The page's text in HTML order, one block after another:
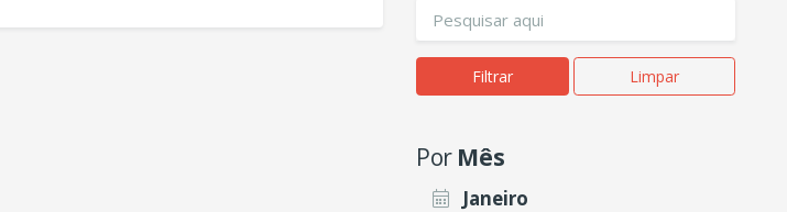
Filtrar Limpar
Por Mês
Janeiro